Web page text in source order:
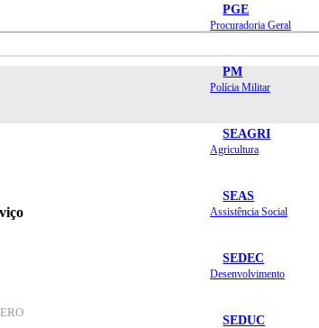
PGE
Procuradoria Geral
PM
Polícia Militar
SEAGRI
Agricultura
SEAS
Assistência Social
SEDEC
Desenvolvimento
SEDUC